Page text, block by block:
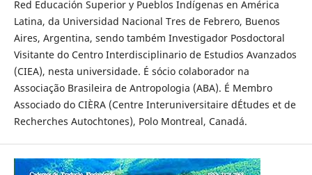
Red Educación Superior y Pueblos Indígenas en América
Latina, da Universidad Nacional Tres de Febrero, Buenos
Aires, Argentina, sendo também Investigador Posdoctoral
Visitante do Centro Interdisciplinario de Estudios Avanzados
(CIEA), nesta universidade. É sócio colaborador na
Associação Brasileira de Antropologia (ABA). É Membro
Associado do CIÈRA (Centre Interuniversitaire dÉtudes et de
Recherches Autochtones), Polo Montreal, Canadá.